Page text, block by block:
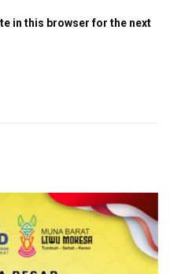
in this browser for the next